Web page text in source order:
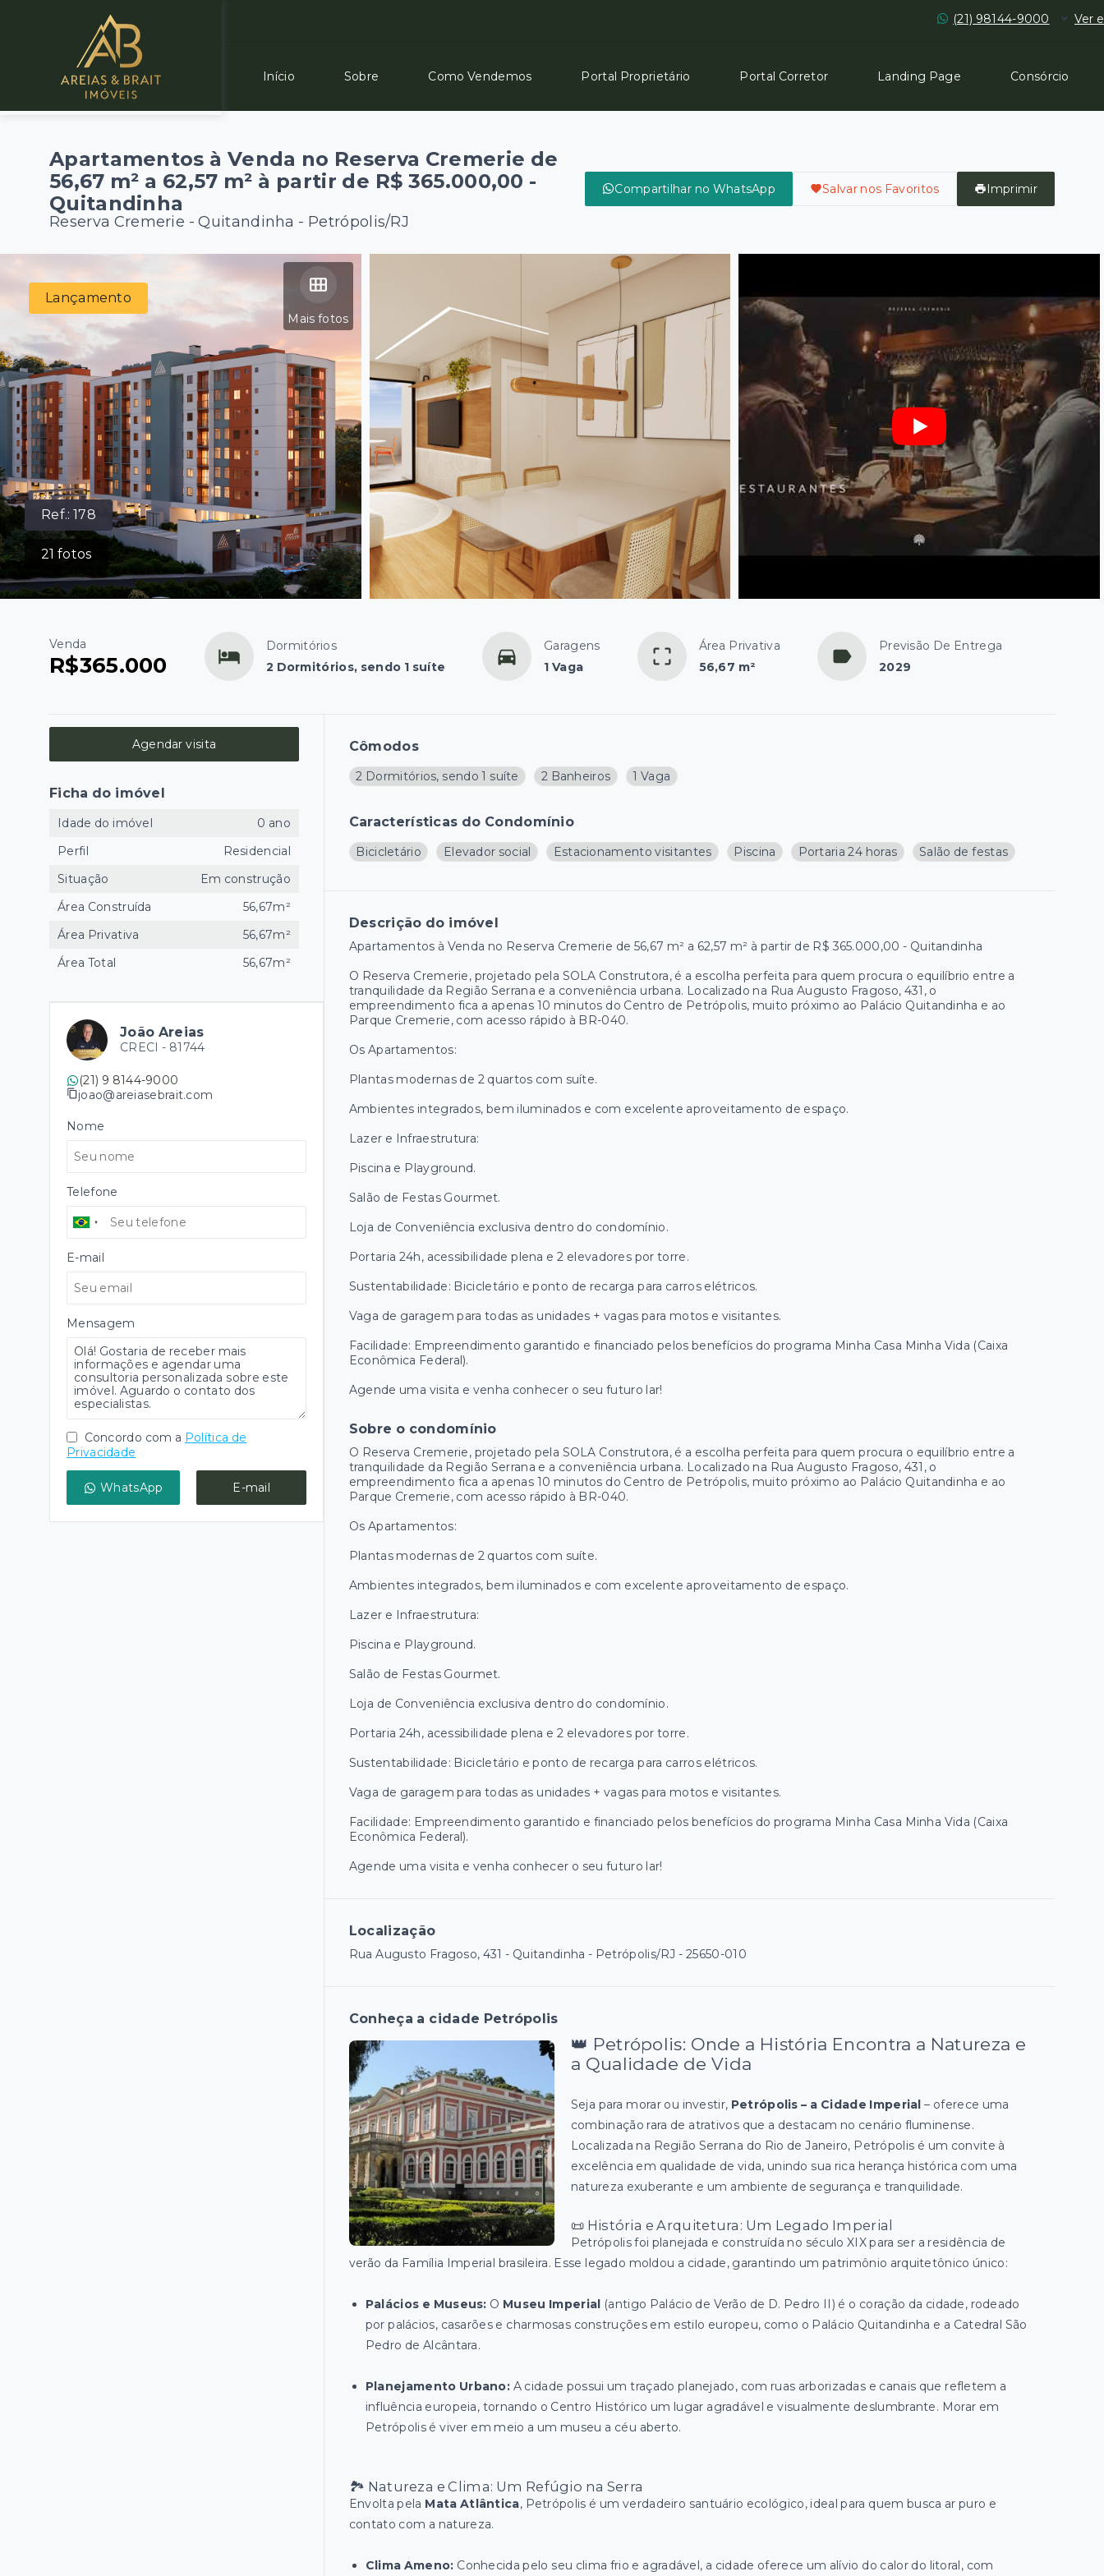
(21) 98144-9000 Ver
Início Sobre Como Vendemos Portal Proprietário Portal Corretor Landing Page Consórcio
Apartamentos à Venda no Reserva Cremerie de
56,67 m² a 62,57 m² à partir de R$ 365.000,00 -
Quitandinha
Reserva Cremerie -Quitandinha - Petrópolis/RJ
Compartilhar no WhatsApp Salvar nos Favoritos Imprimir
Ref.:178
21 fotos
Mais fotos
Lançamento
Venda
R$365.000
Dormitórios
2 Dormitórios, sendo 1 suíte
Garagens
1 Vaga
Área Privativa
56,67 m²
Previsão De Entrega
2029
Cômodos
2 Dormitórios, sendo 1 suíte 2 Banheiros 1 Vaga
Características do Condomínio
Bicicletário Elevador social Estacionamento visitantes Piscina Portaria 24 horas Salão de festas
Descrição do imóvel
Apartamentos à Venda no Reserva Cremerie de 56,67 m² a 62,57 m² à partir de R$ 365.000,00 - Quitandinha
O Reserva Cremerie, projetado pela SOLA Construtora, é a escolha perfeita para quem procura o equilíbrio entre a
tranquilidade da Região Serrana e a conveniência urbana. Localizado na Rua Augusto Fragoso, 431, o
empreendimento fica a apenas 10 minutos do Centro de Petrópolis, muito próximo ao Palácio Quitandinha e ao
Parque Cremerie, com acesso rápido à BR-040.
Os Apartamentos:
Plantas modernas de 2 quartos com suíte.
Ambientes integrados, bem iluminados e com excelente aproveitamento de espaço.
Lazer e Infraestrutura:
Piscina e Playground.
Salão de Festas Gourmet.
Loja de Conveniência exclusiva dentro do condomínio.
Portaria 24h, acessibilidade plena e 2 elevadores por torre.
Sustentabilidade: Bicicletário e ponto de recarga para carros elétricos.
Vaga de garagem para todas as unidades + vagas para motos e visitantes.
Facilidade: Empreendimento garantido e financiado pelos benefícios do programa Minha Casa Minha Vida (Caixa
Econômica Federal).
Agende uma visita e venha conhecer o seu futuro lar!
Sobre o condomínio
O Reserva Cremerie, projetado pela SOLA Construtora, é a escolha perfeita para quem procura o equilíbrio entre a
tranquilidade da Região Serrana e a conveniência urbana. Localizado na Rua Augusto Fragoso, 431, o
empreendimento fica a apenas 10 minutos do Centro de Petrópolis, muito próximo ao Palácio Quitandinha e ao
Parque Cremerie, com acesso rápido à BR-040.
Os Apartamentos:
Plantas modernas de 2 quartos com suíte.
Ambientes integrados, bem iluminados e com excelente aproveitamento de espaço.
Lazer e Infraestrutura:
Piscina e Playground.
Salão de Festas Gourmet.
Loja de Conveniência exclusiva dentro do condomínio.
Portaria 24h, acessibilidade plena e 2 elevadores por torre.
Sustentabilidade: Bicicletário e ponto de recarga para carros elétricos.
Vaga de garagem para todas as unidades + vagas para motos e visitantes.
Facilidade: Empreendimento garantido e financiado pelos benefícios do programa Minha Casa Minha Vida (Caixa
Econômica Federal).
Agende uma visita e venha conhecer o seu futuro lar!
Localização
Rua Augusto Fragoso, 431 - Quitandinha - Petrópolis/RJ - 25650-010
Conheça a cidade Petrópolis
👑 Petrópolis: Onde a História Encontra a Natureza e
a Qualidade de Vida
Seja para morar ou investir, Petrópolis – a Cidade Imperial – oferece uma
combinação rara de atrativos que a destacam no cenário fluminense.
Localizada na Região Serrana do Rio de Janeiro, Petrópolis é um convite à
excelência em qualidade de vida, unindo sua rica herança histórica com uma
natureza exuberante e um ambiente de segurança e tranquilidade.
📜 História e Arquitetura: Um Legado Imperial
Petrópolis foi planejada e construída no século XIX para ser a residência de
verão da Família Imperial brasileira. Esse legado moldou a cidade, garantindo um patrimônio arquitetônico único:
Palácios e Museus: O Museu Imperial (antigo Palácio de Verão de D. Pedro II) é o coração da cidade, rodeado
por palácios, casarões e charmosas construções em estilo europeu, como o Palácio Quitandinha e a Catedral São
Pedro de Alcântara.
Planejamento Urbano: A cidade possui um traçado planejado, com ruas arborizadas e canais que refletem a
influência europeia, tornando o Centro Histórico um lugar agradável e visualmente deslumbrante. Morar em
Petrópolis é viver em meio a um museu a céu aberto.
🏞️ Natureza e Clima: Um Refúgio na Serra
Envolta pela Mata Atlântica, Petrópolis é um verdadeiro santuário ecológico, ideal para quem busca ar puro e
contato com a natureza.
Clima Ameno: Conhecida pelo seu clima frio e agradável, a cidade oferece um alívio do calor do litoral, com
Agendar visita
Ficha do imóvel
Idade do imóvel
0 ano
Perfil
Residencial
Situação
Em construção
Área Construída
56,67m²
Área Privativa
56,67m²
Área Total
56,67m²
João Areias
CRECI - 81744
(21) 9 8144-9000
joao@areiasebrait.com
Nome
Telefone
E-mail
Mensagem
Concordo com a Política de
Privacidade
WhatsApp E-mail